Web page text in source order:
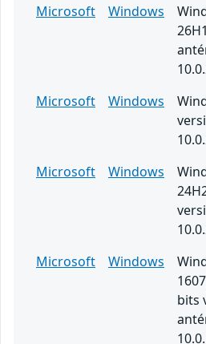
Microsoft
Windows
Microsoft
Windows
Microsoft
Windows
Microsoft
Windows
bits